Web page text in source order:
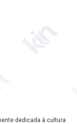
dedicada à cultura